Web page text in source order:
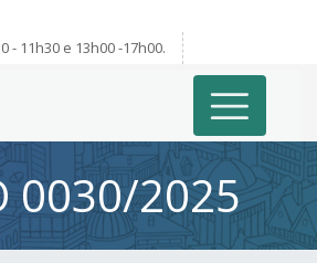
- 11h30 e 13h00 -17h00.
0030/2025